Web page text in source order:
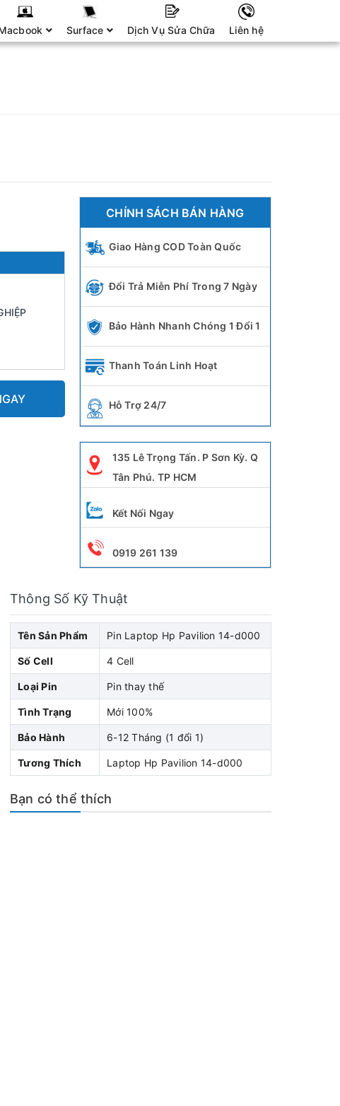
Surface Dịch Vụ Sửa Chữa Liên hệ
CHÍNH SÁCH BÁN HÀNG
Giao Hàng COD Toàn Quốc
Đổi Trả Miễn Phí Trong 7 Ngày
Bảo Hành Nhanh Chóng 1 Đổi 1
Thanh Toán Linh Hoạt
Hỗ Trợ 24/7
135 Lê Trọng Tấn. P Sơn Kỳ. Q
Tân Phú. TP HCM
Kết Nối Ngay
0919 261 139
Thông Số Kỹ Thuật
Tên Sản Phẩm Pin Laptop Hp Pavilion 14-d000
Số Cell 4 Cell
Loại Pin Pin thay thế
Tình Trạng Mới 100%
Bảo Hành 6-12 Tháng (1 đổi 1)
Tương Thích Laptop Hp Pavilion 14-d000
Bạn có thể thích